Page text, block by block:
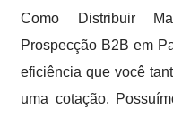
Como Distribuir
Prospecção B2B em
eficiência que você
uma cotação.